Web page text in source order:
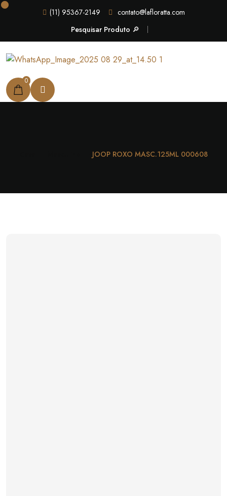
(11) 95367-2149
contato@lafloratta.com
Pesquisar Produto 🔎
0
JOOP ROXO MASC.125ML 000608